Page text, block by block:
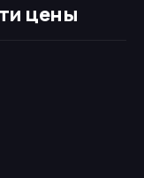
цены